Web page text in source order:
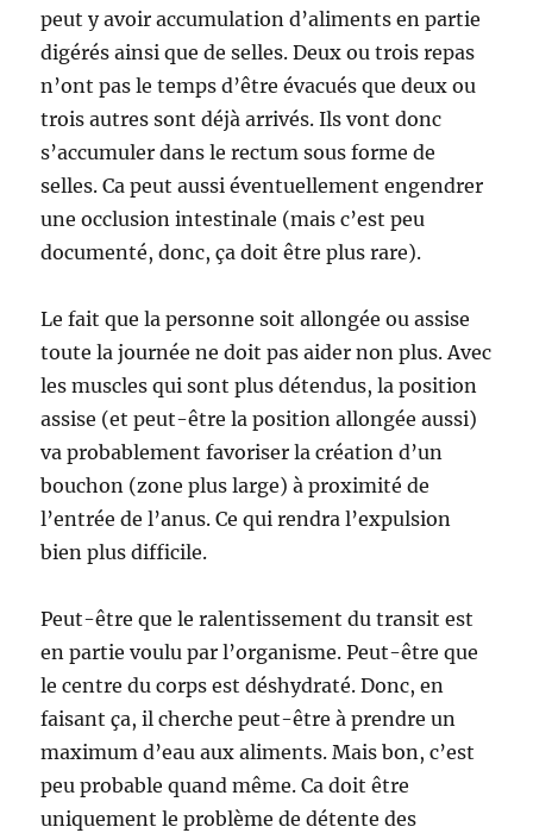
peut y avoir accumulation d’aliments en partie
digérés ainsi que de selles. Deux ou trois repas
n’ont pas le temps d’être évacués que deux ou
trois autres sont déjà arrivés. Ils vont donc
s’accumuler dans le rectum sous forme de
selles. Ca peut aussi éventuellement engendrer
une occlusion intestinale (mais c’est peu
documenté, donc, ça doit être plus rare).
Le fait que la personne soit allongée ou assise
toute la journée ne doit pas aider non plus. Avec
les muscles qui sont plus détendus, la position
assise (et peut-être la position allongée aussi)
va probablement favoriser la création d’un
bouchon (zone plus large) à proximité de
l’entrée de l’anus. Ce qui rendra l’expulsion
bien plus difficile.
Peut-être que le ralentissement du transit est
en partie voulu par l’organisme. Peut-être que
le centre du corps est déshydraté. Donc, en
faisant ça, il cherche peut-être à prendre un
maximum d’eau aux aliments. Mais bon, c’est
peu probable quand même. Ca doit être
uniquement le problème de détente des